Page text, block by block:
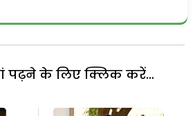
पढ़ने के लिए क्लिक करें...